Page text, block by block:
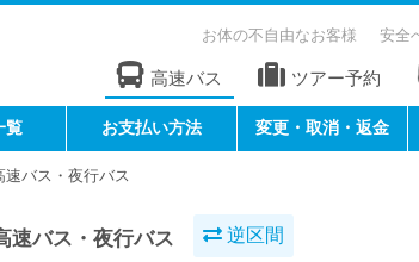
お体の不自由なお客様 安全
高速バス ツアー予約
覧 お支払い方法 変更・取消・返金
バス・夜行バス
速バス・夜行バス 逆区間